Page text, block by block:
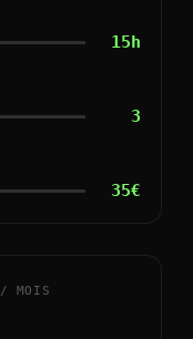
15h
3
35€
/ MOIS